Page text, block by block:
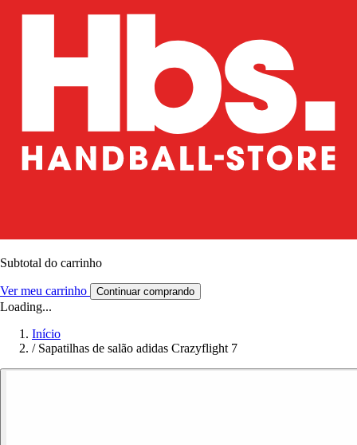
Subtotal do carrinho
Ver meu carrinho Continuar comprando
Loading...
Início
/ Sapatilhas de salão adidas Crazyflight 7